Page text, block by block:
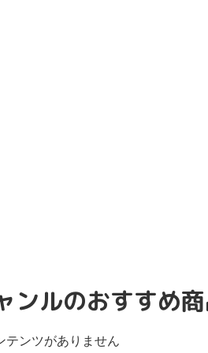
ンルのおすすめ
テンツがありません